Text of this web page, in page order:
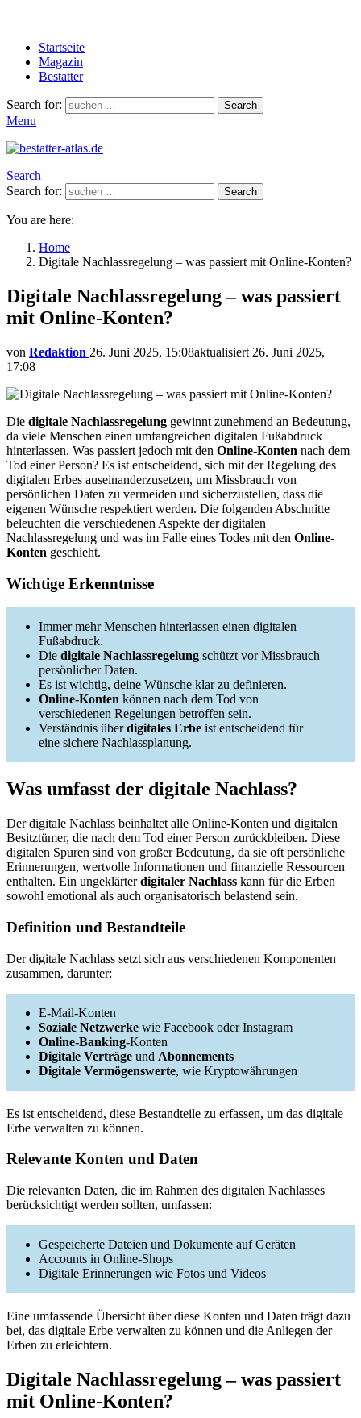
Startseite
Magazin
Bestatter
Search for: Search
Menu
Search
Search for:
Search
You are here:
Home
Digitale Nachlassregelung – was passiert mit Online-Konten?
Digitale Nachlassregelung – was passiert
mit Online-Konten?
von Redaktion 26. Juni 2025, 15:08aktualisiert 26. Juni 2025,
17:08
Die digitale Nachlassregelung gewinnt zunehmend an Bedeutung,
da viele Menschen einen umfangreichen digitalen Fußabdruck
hinterlassen. Was passiert jedoch mit den Online-Konten nach dem
Tod einer Person? Es ist entscheidend, sich mit der Regelung des
digitalen Erbes auseinanderzusetzen, um Missbrauch von
persönlichen Daten zu vermeiden und sicherzustellen, dass die
eigenen Wünsche respektiert werden. Die folgenden Abschnitte
beleuchten die verschiedenen Aspekte der digitalen
Nachlassregelung und was im Falle eines Todes mit den Online-
Konten geschieht.
Wichtige Erkenntnisse
Immer mehr Menschen hinterlassen einen digitalen
Fußabdruck.
Die digitale Nachlassregelung schützt vor Missbrauch
persönlicher Daten.
Es ist wichtig, deine Wünsche klar zu definieren.
Online-Konten können nach dem Tod von
verschiedenen Regelungen betroffen sein.
Verständnis überdigitales Erbe ist entscheidend für
eine sichere Nachlassplanung.
Was umfasst der digitale Nachlass?
Der digitale Nachlass beinhaltet alle Online-Konten und digitalen
Besitztümer, die nach dem Tod einer Person zurückbleiben. Diese
digitalen Spuren sind von großer Bedeutung, da sie oft persönliche
Erinnerungen, wertvolle Informationen und finanzielle Ressourcen
enthalten. Ein ungeklärterdigitaler Nachlass kann für die Erben
sowohl emotional als auch organisatorisch belastend sein.
Definition und Bestandteile
Der digitale Nachlass setzt sich aus verschiedenen Komponenten
zusammen, darunter:
E-Mail-Konten
Soziale Netzwerke wie Facebook oder Instagram
Online-Banking-Konten
Digitale Verträge und Abonnements
Digitale Vermögenswerte, wie Kryptowährungen
Es ist entscheidend, diese Bestandteile zu erfassen, um das digitale
Erbe verwalten zu können.
Relevante Konten und Daten
Die relevanten Daten, die im Rahmen des digitalen Nachlasses
berücksichtigt werden sollten, umfassen:
Gespeicherte Dateien und Dokumente auf Geräten
Accounts in Online-Shops
Digitale Erinnerungen wie Fotos und Videos
Eine umfassende Übersicht über diese Konten und Daten trägt dazu
bei, das digitale Erbe verwalten zu können und die Anliegen der
Erben zu erleichtern.
Digitale Nachlassregelung – was passiert
mit Online-Konten?